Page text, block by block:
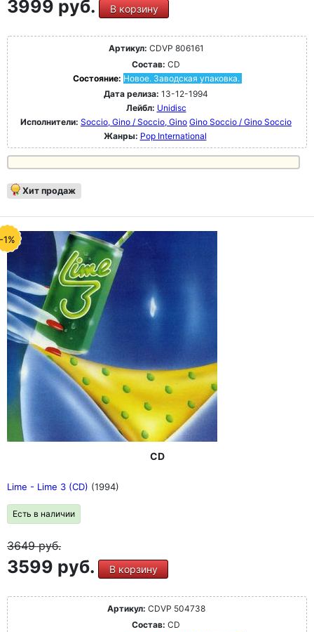
3999 руб. В корзину
Артикул: CDVP 806161
Состав: CD
Состояние: Новое. Заводская упаковка.
Дата релиза: 13-12-1994
Лейбл: Unidisc
Исполнители: Soccio, Gino / Soccio, Gino Gino Soccio / Gino Soccio
Жанры: Pop International
Хит продаж
-1%
CD
Lime - Lime 3 (CD) (1994)
Есть в наличии
3649руб.
3599 руб. В корзину
Артикул: CDVP 504738
Состав: CD